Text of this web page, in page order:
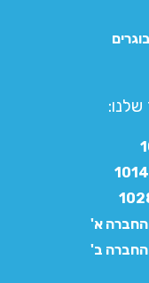
החברה א'
החברה ב'